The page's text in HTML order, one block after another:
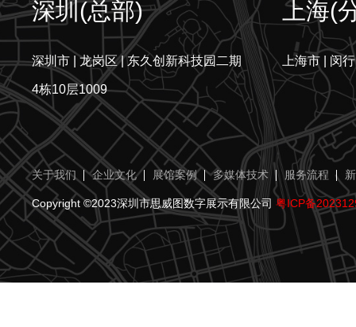
深圳(总部)
深圳市 | 龙岗区 | 东久创新科技园二期
4栋10层1009
上海(
上海市 | 闵
关于我们 企业文化 展馆案例 多媒体技术 服务流程
Copyright ©2023深圳市思威图数字展示有限公司 粤ICP备